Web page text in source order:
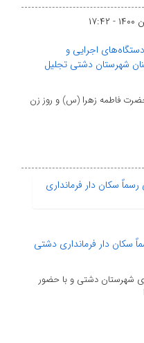
دستگاه‌های اجرایی و
شهرستان دشتی تجلیل
فاطمه زهرا (س) و روز زن
سکان دار فرمانداری دشتی
شهرستان دشتی و با حضور